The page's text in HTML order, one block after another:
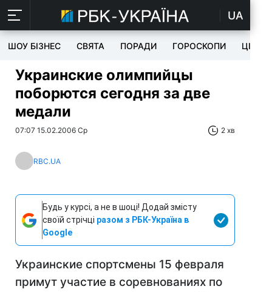
UA
ШОУ БІЗНЕС СВЯТА ПОРАДИ ГОРОСКОПИ ЦІКАВЕ
Украинские олимпийцы
поборются сегодня за две
медали
07:07 15.02.2006 Ср 2 хв
RBC.UA
Будь у курсі, а не в шоці! Додай змісту
своїй стрічці разом з РБК-Україна в
Google
Украинские спортсмены 15 февраля
примут участие в соревнованиях по